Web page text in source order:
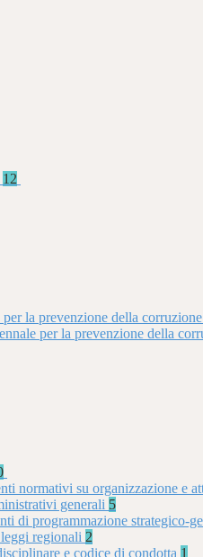
12
la prevenzione della
per la prevenzione della
normativi su organizzazione e
generali 5
di programmazione strategico-
regionali 2
e codice di condotta 1